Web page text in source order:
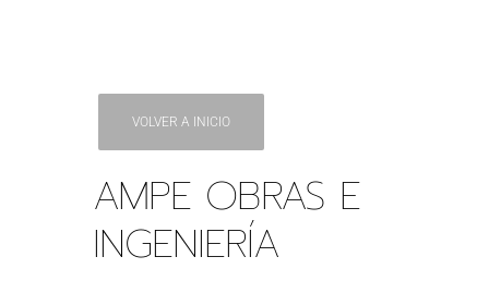
VOLVER A INICIO
AMPE OBRAS E
INGENIERÍA